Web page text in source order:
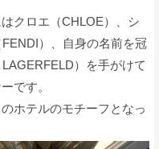
クロエ（CHLOE）、シ
）、自身の名前を冠
）を手がけて
です。
ホテルのモチーフとなっ